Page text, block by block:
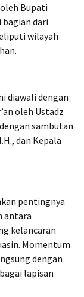
Bupati
bagian dari
wilayah
diawali dengan
oleh Ustadz
sambutan
dan Kepala
pentingnya
antara
kelancaran
Momentum
dengan
lapisan